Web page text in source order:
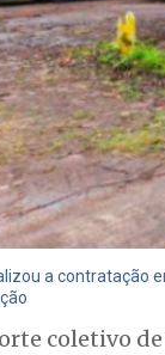
a contratação
coletivo de